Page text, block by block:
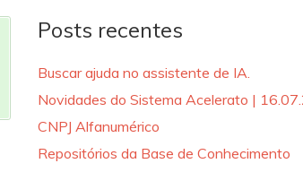
Posts recentes
Buscar ajuda no assistente de IA.
Novidades do Sistema Acelerato |
CNPJ Alfanumérico
Repositórios da Base de Conhecimento